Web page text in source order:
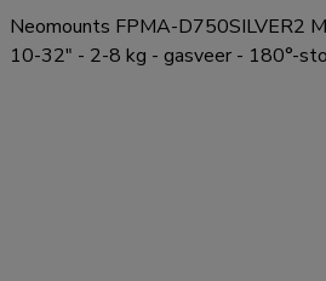
Neomounts FPMA-D750SILVER2
10-32" - 2-8 kg - gasveer - 180°-